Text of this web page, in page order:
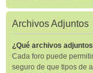
Archivos Adjuntos
¿Qué archivos
Cada foro puede
seguro de que tipos de